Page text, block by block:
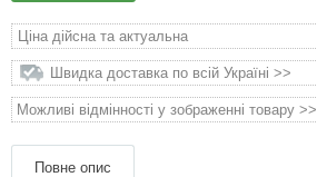
Ціна дійсна та актуальна
Швидка доставка по всій Україні >>
Можливі відмінності у зображенні товару >>
Повне опис
Подарункові сертифікати
Товари для голубів
Товари для гризунів